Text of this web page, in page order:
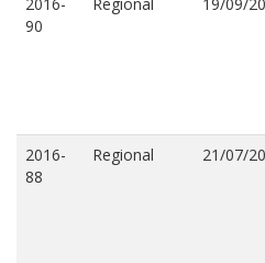
90
2016-
88
Regional 21/07/